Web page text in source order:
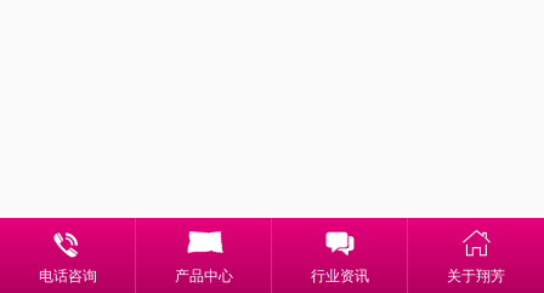
电话咨询 产品中心 行业资讯 关于翔芳